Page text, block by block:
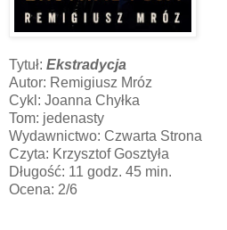
Tytuł: Ekstradycja
Autor: Remigiusz Mróz
Cykl: Joanna Chyłka
Tom: jedenasty
Wydawnictwo: Czwarta Strona
Czyta: Krzysztof Gosztyła
Długość: 11 godz. 45 min.
Ocena: 2/6